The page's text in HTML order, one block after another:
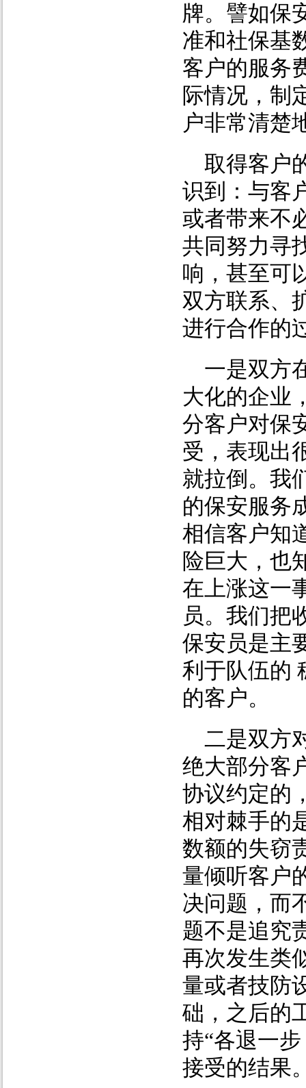
牌。譬如保
准和社保基
客户的服务
际情况，制
户非常清楚
取得客户
识到：与客
或者带来不
共同努力寻
响，甚至可
双方联系、
进行合作的
一是双方
大化的企业
分客户对保
受，表现出
就拉倒。我
的保安服务
相信客户知
险巨大，也
在上涨这一
员。我们把
保安员是主
利于队伍的
的客户。
二是双方
绝大部分客
协议约定的
相对棘手的
数额的失窃
量倾听客户
决问题，而
题不是追究
再次发生类
量或者技防
础，之后的
持“各退一
接受的结果